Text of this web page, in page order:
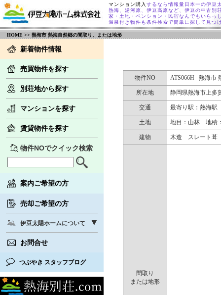
マンション購入 するなら情報量日本一の伊豆
熱海、湯河原、伊豆高原など、伊豆の中古別
家・土地・ペンション・民宿なんでもいらっ
温泉付き物件も条件検索で簡単に探して見つ
HOME >> 熱海市 熱海自然郷の間取り、または地形
新着物件情報
売買物件を探す
別荘地から探す
マンションを探す
賃貸物件を探す
物件NOでクイック検索
案内ご希望の方
売却ご希望の方
伊豆太陽ホームについて
お問合せ
つぶやき スタッフブログ
物件NO ATS066H 熱海市
所在地 静岡県熱海市上
交通 最寄り駅：熱海
土地 地目：山林 地
建物 木造 スレート
間取り
または地形